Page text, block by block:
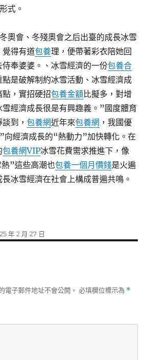
式。
奧會、冬殘奧會之后出臺的成長冰雪
覺得有道包養理，便帶著彩衣陪她回
侍奉婆婆。、冰雪經濟的一份包養合
點是破解制約冰雪活動、冰雪經濟成
點，實招硬招包養金額比擬多，對增
經濟成長很是有興趣義。”國度體育
談到，包養網近年來包養網 ，我國優
向經濟成長的“熱動力”加快轉化。在
包養網VIP冰雪花費需求推進下，像
”這些高潮也包養一個月價錢是火遍
冰雪經濟在社會上構成普遍共鳴。
年 2 月 27 日
電子郵件地址不會公開。 必填欄位標示為 *